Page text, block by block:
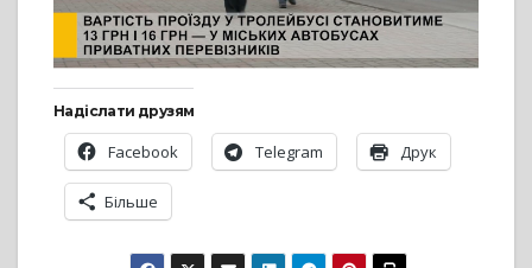
Надіслати друзям
Facebook Telegram Друк
Більше